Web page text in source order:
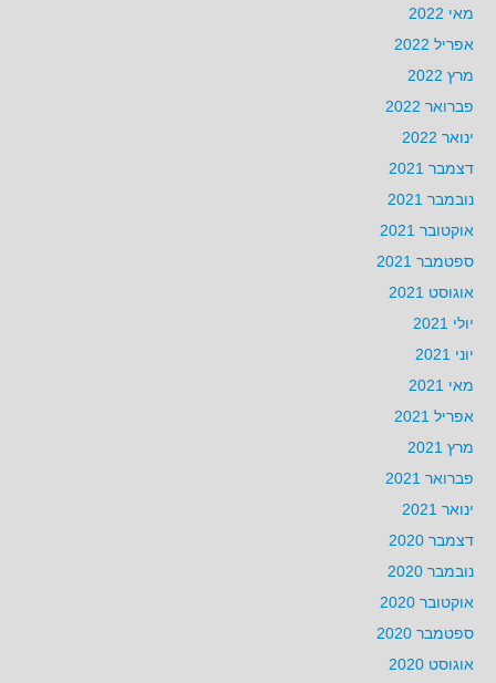
מאי 2022
אפריל 2022
מרץ 2022
פברואר 2022
ינואר 2022
דצמבר 2021
נובמבר 2021
אוקטובר 2021
ספטמבר 2021
אוגוסט 2021
יולי 2021
יוני 2021
מאי 2021
אפריל 2021
מרץ 2021
פברואר 2021
ינואר 2021
דצמבר 2020
נובמבר 2020
אוקטובר 2020
ספטמבר 2020
אוגוסט 2020